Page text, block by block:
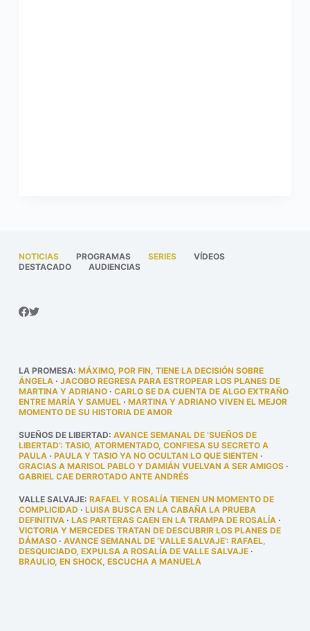
NOTICIAS PROGRAMAS SERIES
VÍDEOS
DESTACADO
AUDIENCIAS
LA PROMESA: MÁXIMO, POR FIN, TIENE LA DECISIÓN SOBRE
ÁNGELA· JACOBO REGRESA PARA ESTROPEAR LOS PLANES DE
MARTINA Y ADRIANO· CARLO SE DA CUENTA DE ALGO EXTRAÑO
ENTRE MARÍA Y SAMUEL· MARTINA Y ADRIANO VIVEN EL MEJOR
MOMENTO DE SU HISTORIA DE AMOR
SUEÑOS DE LIBERTAD: AVANCE SEMANAL DE ‘SUEÑOS DE
LIBERTAD’: TASIO, ATORMENTADO, CONFIESA SU SECRETO A
PAULA· PAULA Y TASIO YA NO OCULTAN LO QUE SIENTEN ·
GRACIAS A MARISOL PABLO Y DAMIÁN VUELVAN A SER AMIGOS·
GABRIEL CAE DERROTADO ANTE ANDRÉS
VALLE SALVAJE: RAFAEL Y ROSALÍA TIENEN UN MOMENTO DE
COMPLICIDAD · LUISA BUSCA EN LA CABAÑA LA PRUEBA
DEFINITIVA· LAS PARTERAS CAEN EN LA TRAMPA DE ROSALÍA·
VICTORIA Y MERCEDES TRATAN DE DESCUBRIR LOS PLANES DE
DÁMASO· AVANCE SEMANAL DE ‘VALLE SALVAJE’: RAFAEL,
DESQUICIADO, EXPULSA A ROSALÍA DE VALLE SALVAJE·
BRAULIO, EN SHOCK, ESCUCHA A MANUELA